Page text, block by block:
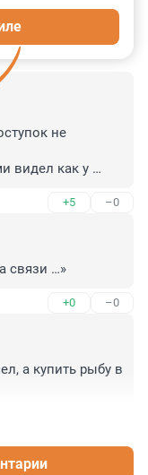
не
видел как у
ли попросили
позвонить,
и телефон и
говорить что
до
и вырывалась и
+5 –0
связи …»
+0 –0
а купить рыбу в